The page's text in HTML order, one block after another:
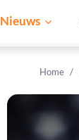
Nieuws
Home